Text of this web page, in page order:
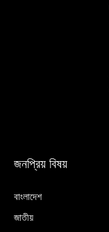
জনপ্রিয় বিষয়
বাংলাদেশ
জাতীয়